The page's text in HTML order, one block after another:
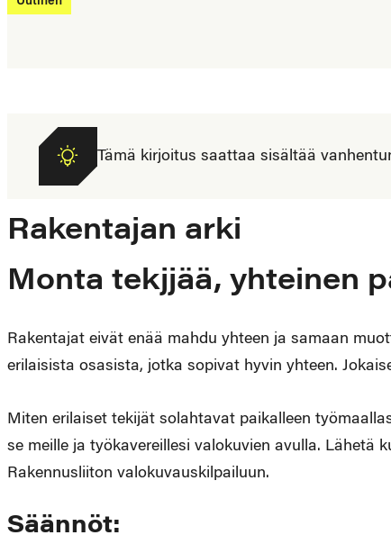
Tämä kirjoitus saattaa sisältää
Rakentajan arki
Monta tekjjää, yhteinen
Rakentajat eivät enää mahdu yhteen ja samaan
erilaisista osasista, jotka sopivat hyvin yhteen.
Miten erilaiset tekijät solahtavat paikalleen
se meille ja työkavereillesi valokuvien avulla. Lähetä
Rakennusliiton valokuvauskilpailuun.
Säännöt: